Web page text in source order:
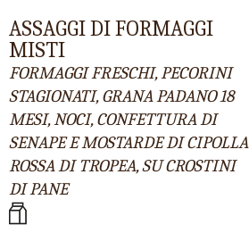
ASSAGGI DI FORMAGGI
MISTI
FORMAGGI FRESCHI, PECORINI
STAGIONATI, GRANA PADANO 18
MESI, NOCI, CONFETTURA DI
SENAPE E MOSTARDE DI CIPOLLA
ROSSA DI TROPEA, SU CROSTINI
DI PANE